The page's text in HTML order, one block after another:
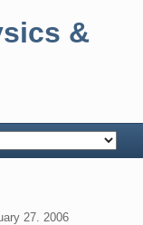
&
27. 2006